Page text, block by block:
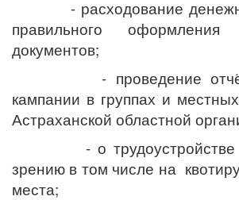
- расходование
правильного оформления
документов;
- проведение
кампании в группах и
Астраханской областной
- о трудоустройстве
зрению в том числе на
места;